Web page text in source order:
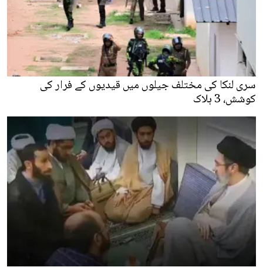
سری لنکا کی مختلف جیلوں میں قیدیوں کے فرار کی
کوشش، 3 ہلاک